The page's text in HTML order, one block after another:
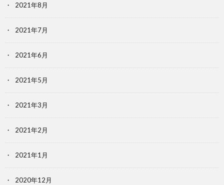
2021年8月
2021年7月
2021年6月
2021年5月
2021年3月
2021年2月
2021年1月
2020年12月